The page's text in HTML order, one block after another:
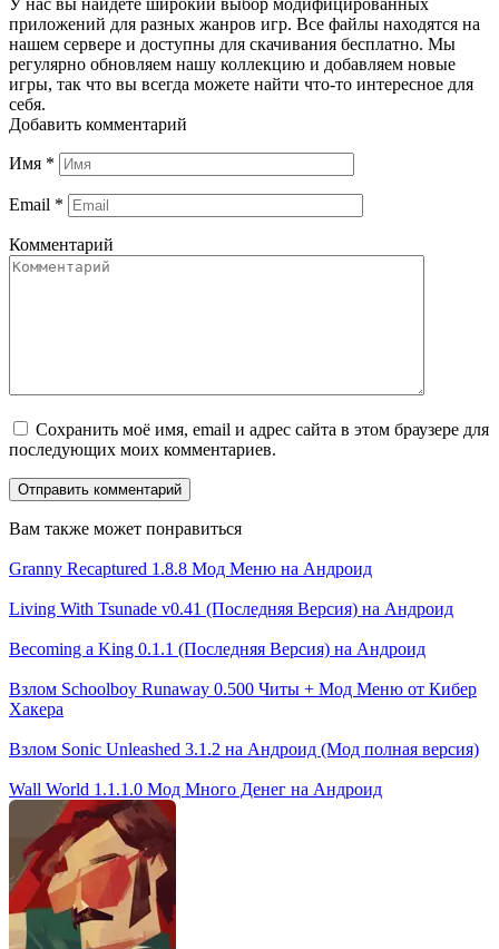
У нас вы найдете широкий выбор модифицированных
приложений для разных жанров игр. Все файлы находятся на
нашем сервере и доступны для скачивания бесплатно. Мы
регулярно обновляем нашу коллекцию и добавляем новые
игры, так что вы всегда можете найти что-то интересное для
себя.
Добавить комментарий
Имя *
Email *
Комментарий
Сохранить моё имя, email и адрес сайта в этом браузере для
последующих моих комментариев.
Вам также может понравиться
Granny Recaptured 1.8.8 Мод Меню на Андроид
Living With Tsunade v0.41 (Последняя Версия) на Андроид
Becoming a King 0.1.1 (Последняя Версия) на Андроид
Взлом Schoolboy Runaway 0.500 Читы + Мод Меню от Кибер
Хакера
Взлом Sonic Unleashed 3.1.2 на Андроид (Мод полная версия)
Wall World 1.1.1.0 Мод Много Денег на Андроид